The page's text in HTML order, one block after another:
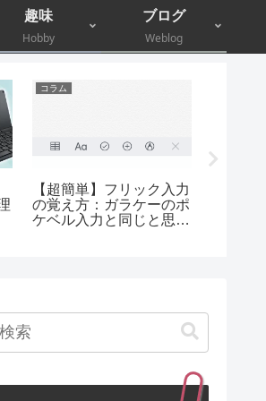
趣味
Hobby
ブログ
Weblog
コラム
【超簡単】フリック入力
の覚え方：ガラケーのポ
ケベル入力と同じと思